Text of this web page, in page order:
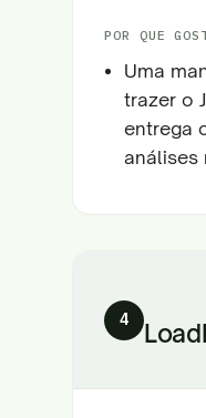
POR QUE
Uma
trazer o
entrega
análises
4